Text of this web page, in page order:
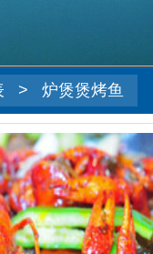
> 炉煲煲烤鱼